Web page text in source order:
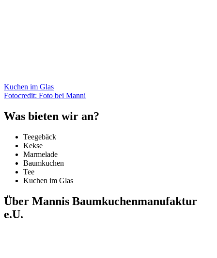
Kuchen im Glas
Fotocredit: Foto bei Manni
Was bieten wir an?
Teegebäck
Kekse
Marmelade
Baumkuchen
Tee
Kuchen im Glas
Über Mannis Baumkuchenmanufaktur
e.U.